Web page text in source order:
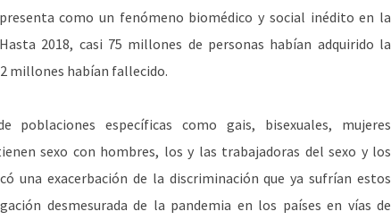
como un fenómeno biomédico y social inédito en la
2018, casi 75 millones de personas habían adquirido la
millones habían fallecido.
específicas como gais, bisexuales, mujeres
sexo con hombres, los y las trabajadoras del sexo y los
una exacerbación de la discriminación que ya sufrían estos
desmesurada de la pandemia en los países en vías de